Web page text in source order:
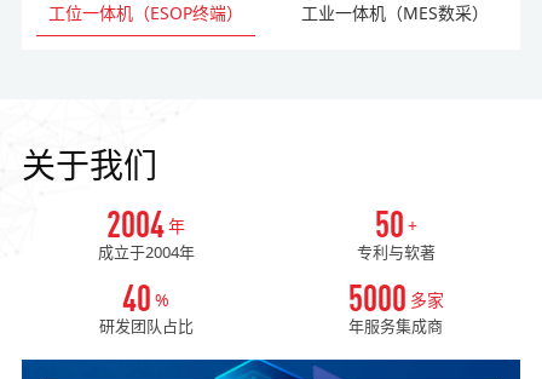
工位一体机（ESOP终端） 工业一体机（MES数采）
关于我们
2004年
成立于2004年
50 +
专利与软著
40 %
研发团队占比
5000 多家
年服务集成商